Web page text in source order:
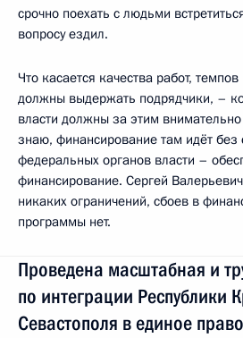
срочно поехать с людьми
вопросу ездил.
Что касается качества работ,
должны выдержать подрядчики, –
власти должны за этим
знаю, финансирование там идёт без
федеральных органов власти –
финансирование. Сергей
никаких ограничений, сбоев в
программы нет.
Проведена масштабная и
по интеграции Республики
Севастополя в единое